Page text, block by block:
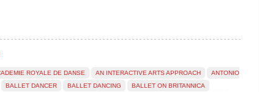
ROYALE DE DANSE AN INTERACTIVE ARTS APPROACH
ANTONIO
BALLET DANCER BALLET DANCING
BALLET ON BRITANNICA